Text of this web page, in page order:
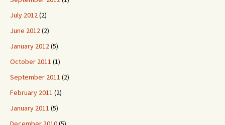
July 2012(2)
June 2012(2)
January 2012(5)
October 2011 (1)
September 2011 (2)
February 2011 (2)
January 2011 (5)